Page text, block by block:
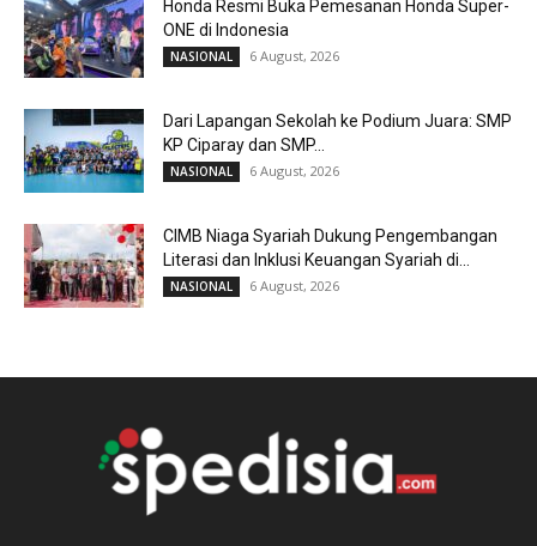
Honda Resmi Buka Pemesanan Honda Super-
ONE di Indonesia
NASIONAL 6 August, 2026
Dari Lapangan Sekolah ke Podium Juara: SMP
KP Ciparay dan SMP...
NASIONAL 6 August, 2026
CIMB Niaga Syariah Dukung Pengembangan
Literasi dan Inklusi Keuangan Syariah di...
NASIONAL 6 August, 2026